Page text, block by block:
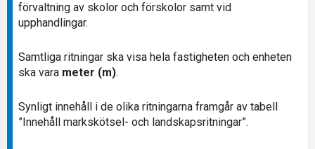
förvaltning av skolor och förskolor samt vid
upphandlingar.
Samtliga ritningar ska visa hela fastigheten och enheten
ska vara meter (m).
Synligt innehåll i de olika ritningarna framgår av tabell
”Innehåll markskötsel- och landskapsritningar”.